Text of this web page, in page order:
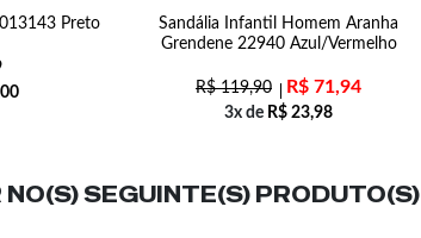
Preto
Sandália Infantil Homem Aranha
Grendene 22940 Azul/Vermelho
R$119,90 R$ 71,94
3x de R$ 23,98
SEGUINTE(S) PRODUTO(S)